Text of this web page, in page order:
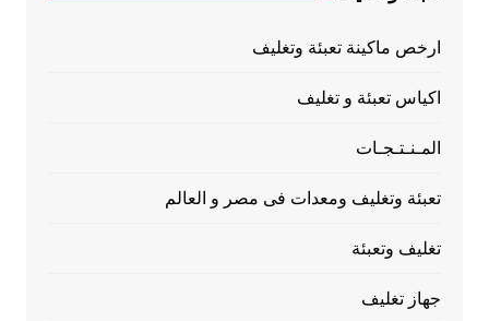
ارخص ماكينة تعبئة وتغليف
اكياس تعبئة و تغليف
المـنـتـجـات
تعبئة وتغليف ومعدات فى مصر و العالم
تغليف وتعبئة
جهاز تغليف